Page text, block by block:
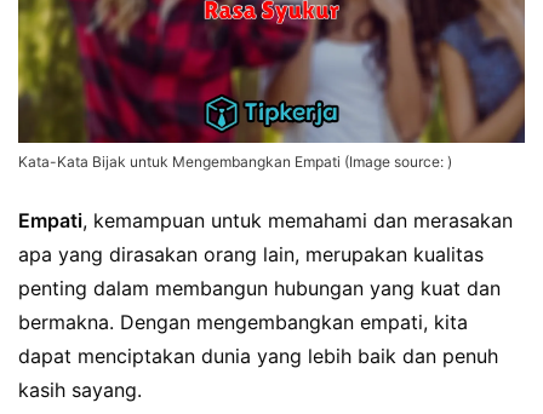
Kata-Kata Bijak untuk Mengembangkan Empati (Image source: )
Empati, kemampuan untuk memahami dan merasakan
apa yang dirasakan orang lain, merupakan kualitas
penting dalam membangun hubungan yang kuat dan
bermakna. Dengan mengembangkan empati, kita
dapat menciptakan dunia yang lebih baik dan penuh
kasih sayang.